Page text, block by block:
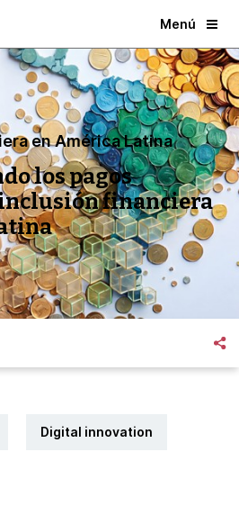
Menú
en América Latina
los pagos
financiera
Digital innovation